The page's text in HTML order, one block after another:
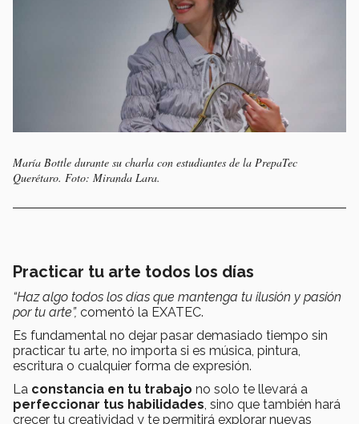
María Bottle durante su charla con estudiantes de la PrepaTec
Querétaro. Foto: Miranda Lara.
Practicar tu arte todos los días
“Haz algo todos los días que mantenga tu ilusión y pasión
por tu arte”, comentó la EXATEC.
Es fundamental no dejar pasar demasiado tiempo sin
practicar tu arte, no importa si es música, pintura,
escritura o cualquier forma de expresión.
La constancia en tu trabajo no solo te llevará a
perfeccionar tus habilidades, sino que también hará
crecer tu creatividad y te permitirá explorar nuevas